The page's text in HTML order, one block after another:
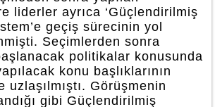
liderler ayrıca ‘Güçlendirilmiş
geçiş sürecinin yol
Seçimlerden sonra
politikalar konusunda
konu başlıklarının
uzlaşılmıştı. Görüşmenin
gibi Güçlendirilmiş